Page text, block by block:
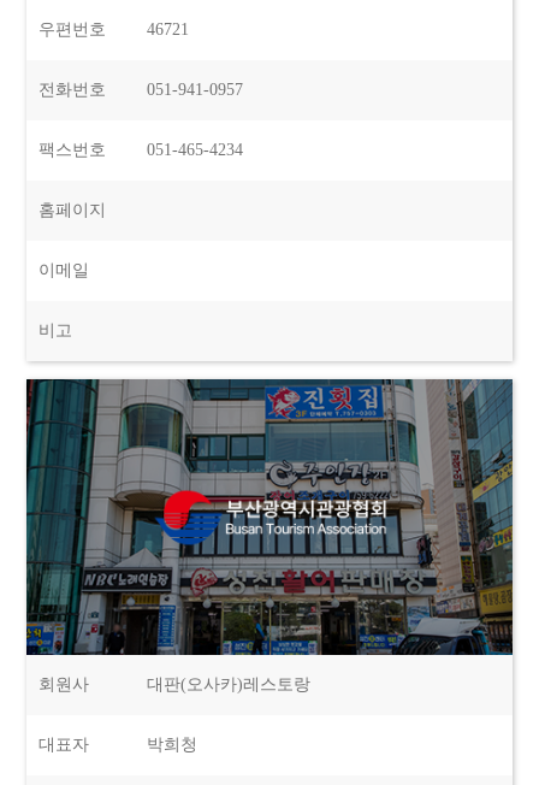
우편번호 46721
전화번호 051-941-0957
팩스번호 051-465-4234
홈페이지
이메일
비고
회원사 대판(오사카)레스토랑
대표자 박희청